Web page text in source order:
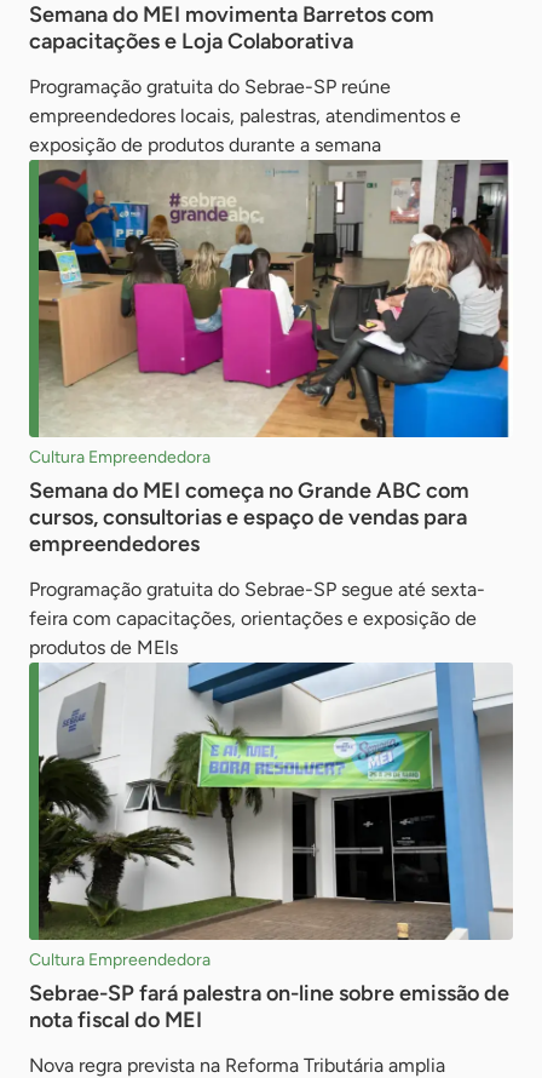
Semana do MEI movimenta Barretos com
capacitações e Loja Colaborativa
Programação gratuita do Sebrae-SP reúne
empreendedores locais, palestras, atendimentos e
exposição de produtos durante a semana
Cultura Empreendedora
Semana do MEI começa no Grande ABC com
cursos, consultorias e espaço de vendas para
empreendedores
Programação gratuita do Sebrae-SP segue até sexta-
feira com capacitações, orientações e exposição de
produtos de MEIs
Cultura Empreendedora
Sebrae-SP fará palestra on-line sobre emissão de
nota fiscal do MEI
Nova regra prevista na Reforma Tributária amplia